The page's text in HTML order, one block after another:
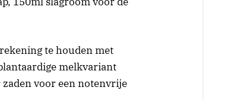
te houden met
melkvariant
voor een notenvrije